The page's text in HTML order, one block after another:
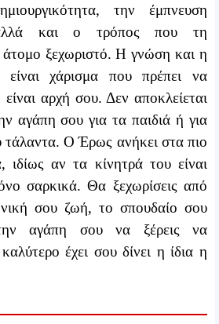
την έμπνευση
και ο τρόπος που τη
άτομο ξεχωριστό. Η γνώση και η
είναι χάρισμα που πρέπει να
είναι αρχή σου. Δεν αποκλείεται
αγάπη σου για τα παιδιά ή για
τάλαντα. Ο Έρως ανήκει στα πιο
ιδίως αν τα κίνητρά του είναι
σαρκικά. Θα ξεχωρίσεις από
σου ζωή, το σπουδαίο σου
αγάπη σου να ξέρεις να
έχει σου δίνει η ίδια η